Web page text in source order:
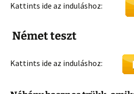
Kattints ide az induláshoz:
Német teszt
Kattints ide az induláshoz: